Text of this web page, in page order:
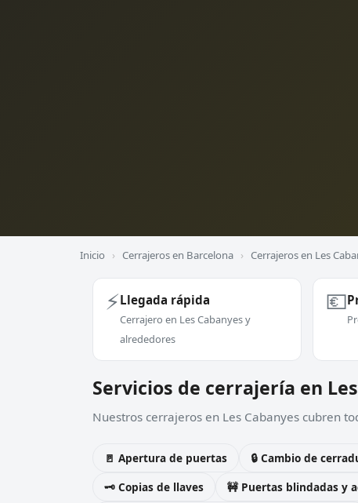
Inicio › Cerrajeros en Barcelona › Cerrajeros en Les
⚡Llegada rápida
Cerrajero en Les Cabanyes y
alrededores
💶
Servicios de cerrajería en
Nuestros cerrajeros en Les Cabanyes cubren
🚪 Apertura de puertas 🔒 Cambio de
🗝️ Copias de llaves
🚧 Puertas blindadas y